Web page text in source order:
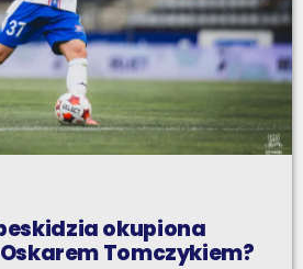
okupiona
Tomczykiem?